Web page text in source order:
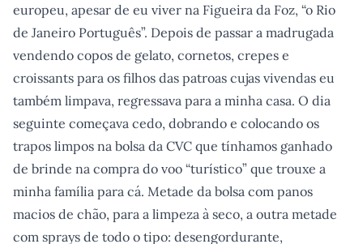
europeu, apesar de eu viver na Figueira da Foz, “o Rio
de Janeiro Português”. Depois de passar a madrugada
vendendo copos de gelato, cornetos, crepes e
croissants para os filhos das patroas cujas vivendas eu
também limpava, regressava para a minha casa. O dia
seguinte começava cedo, dobrando e colocando os
trapos limpos na bolsa da CVC que tínhamos ganhado
de brinde na compra do voo “turístico” que trouxe a
minha família para cá. Metade da bolsa com panos
macios de chão, para a limpeza à seco, a outra metade
com sprays de todo o tipo: desengordurante,